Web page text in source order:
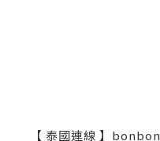
【 泰國連線 】bonbon